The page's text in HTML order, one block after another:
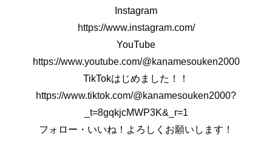
Instagram
https://www.instagram.com/
YouTube
https://www.youtube.com/@kanamesouken2000
TikTokはじめました！！
https://www.tiktok.com/@kanamesouken2000?
_t=8gqkjcMWP3K&_r=1
フォロー・いいね！よろしくお願いします！